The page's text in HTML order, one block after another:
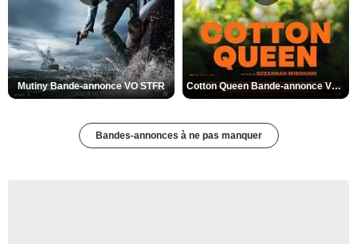
Mutiny Bande-annonce VO STFR Cotton Queen Bande-annonce VO STFR
Bandes-annonces à ne pas manquer